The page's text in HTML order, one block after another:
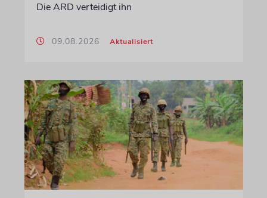
Die ARD verteidigt ihn
09.08.2026 Aktualisiert